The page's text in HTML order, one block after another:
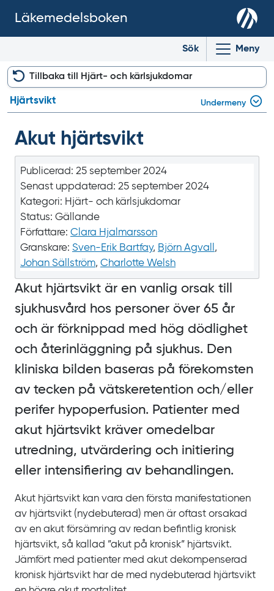
Läkemedelsboken
Sök Meny
Akut hjärtsvikt
Publicerad: 25 september 2024
Senast uppdaterad: 25 september 2024
Kategori: Hjärt- och kärlsjukdomar
Status: Gällande
Författare: Clara Hjalmarsson
Granskare: Sven-Erik Bartfay, Björn Agvall ,
Johan Sällström, Charlotte Welsh
Akut hjärtsvikt är en vanlig orsak till
sjukhusvård hos personer över 65 år
och är förknippad med hög dödlighet
och återinläggning på sjukhus. Den
kliniska bilden baseras på förekomsten
av tecken på vätskeretention och/eller
perifer hypoperfusion. Patienter med
akut hjärtsvikt kräver omedelbar
utredning, utvärdering och initiering
eller intensifiering av behandlingen.
Akut hjärtsvikt kan vara den första manifestationen
av hjärtsvikt (nydebuterad) men är oftast orsakad
av en akut försämring av redan befintlig kronisk
hjärtsvikt, så kallad ”akut på kronisk” hjärtsvikt.
Jämfört med patienter med akut dekompenserad
kronisk hjärtsvikt har de med nydebuterad hjärtsvikt
Tillbaka till Hjärt- och kärlsjukdomar
Hjärtsvikt Undermeny